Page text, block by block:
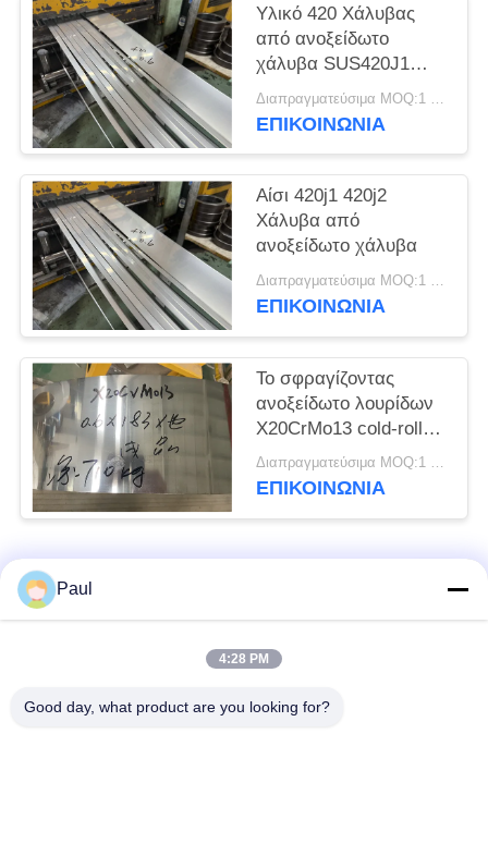
Υλικό 420 Χάλυβας
από ανοξείδωτο
χάλυβα SUS420J1
SUS420J2
Στρογγυλοκύλινδρο
Διαπραγματεύσιμα MOQ:1 τόνος
ΕΠΙΚΟΙΝΩΝΊΑ
Αίσι 420j1 420j2
Χάλυβα από
ανοξείδωτο χάλυβα
Διαπραγματεύσιμα MOQ:1 τόνος
ΕΠΙΚΟΙΝΩΝΊΑ
Το σφραγίζοντας
ανοξείδωτο λουρίδων
X20CrMo13 cold-rolled
η ανοπτημένη σπείρα Διαπραγματεύσιμα MOQ:1 τόνος
ΕΠΙΚΟΙΝΩΝΊΑ
Λαϊκή κατηγορία
Σκληραίνοντας
Paul
4:28 PM
Good day, what product are you looking for?